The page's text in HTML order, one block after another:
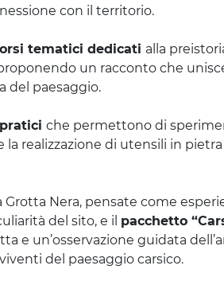
con il territorio.
tematici dedicati alla
un racconto che
del paesaggio.
che permettono di
realizzazione di utensili in pietra
Nera, pensate come
del sito, e il pacchetto
e un’osservazione guidata
del paesaggio carsico.